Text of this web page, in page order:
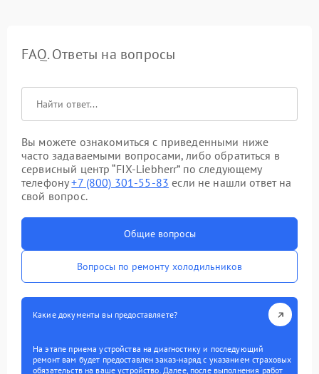
FAQ. Ответы на вопросы
Вы можете ознакомиться с приведенными ниже
часто задаваемыми вопросами, либо обратиться в
сервисный центр “FIX-Liebherr” по следующему
телефону+7 (800) 301-55-83 если не нашли ответ на
свой вопрос.
Общие вопросы
Вопросы по ремонту холодильников
Какие документы вы предоставляете?
На этапе приема устройства на диагностику и последующий
ремонт вам будет предоставлен заказ-наряд с указанием страховых
обязательств на ваше устройство. Далее, после выполнения работ